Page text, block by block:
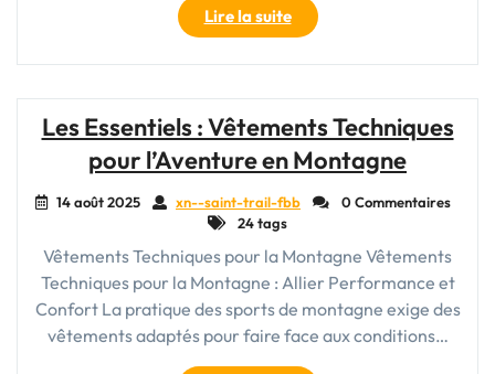
Lire la suite"Explorez
les
Vêtements
Randonnée
pour
Aventure
en
Pleine
Nature"
Les Essentiels : Vêtements Techniques
pour l’Aventure en Montagne
14 août 2025 xn--saint-trail-fbb
0 Commentaires
24 tags
Vêtements Techniques pour la Montagne Vêtements
Techniques pour la Montagne : Allier Performance et
Confort La pratique des sports de montagne exige des
vêtements adaptés pour faire face aux conditions…